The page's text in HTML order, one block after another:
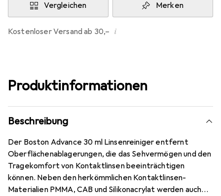
Vergleichen Merken
Kostenloser Versand ab 30,– i
Produktinformationen
Beschreibung
Der Boston Advance 30 ml Linsenreiniger entfernt
Oberflächenablagerungen, die das Sehvermögen und den
Tragekomfort von Kontaktlinsen beeinträchtigen
können. Neben den herkömmlichen Kontaktlinsen-
Materialien PMMA, CAB und Silikonacrylat werden auch